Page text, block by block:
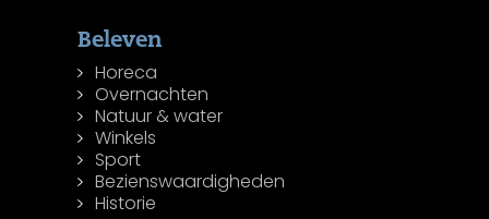
Beleven
Horeca
Overnachten
Natuur & water
Winkels
Sport
Bezienswaardigheden
Historie